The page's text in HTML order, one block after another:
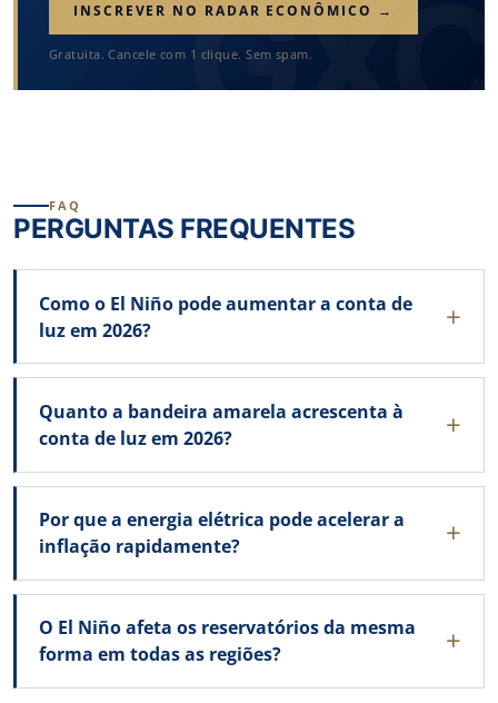
INSCREVER NO RADAR ECONÔMICO →
Gratuita. Cancele com 1 clique. Sem spam.
FAQ
PERGUNTAS FREQUENTES
Como o El Niño pode aumentar a conta de
luz em 2026?
Quanto a bandeira amarela acrescenta à
conta de luz em 2026?
Por que a energia elétrica pode acelerar a
inflação rapidamente?
O El Niño afeta os reservatórios da mesma
forma em todas as regiões?